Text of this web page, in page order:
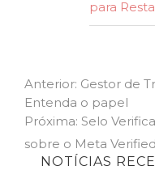
para
de
Post
Anterior: Previous
post:
Gestor de
Entenda o papel
Próxima: Next
post:
Selo
sobre o Meta Verified
NOTÍCIAS